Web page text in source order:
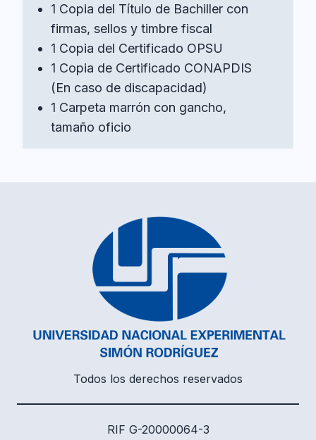
1 Copia del Título de Bachiller con
firmas, sellos y timbre fiscal
1 Copia del Certificado OPSU
1 Copia de Certificado CONAPDIS
(En caso de discapacidad)
1 Carpeta marrón con gancho,
tamaño oficio
Todos los derechos reservados
RIF G-20000064-3